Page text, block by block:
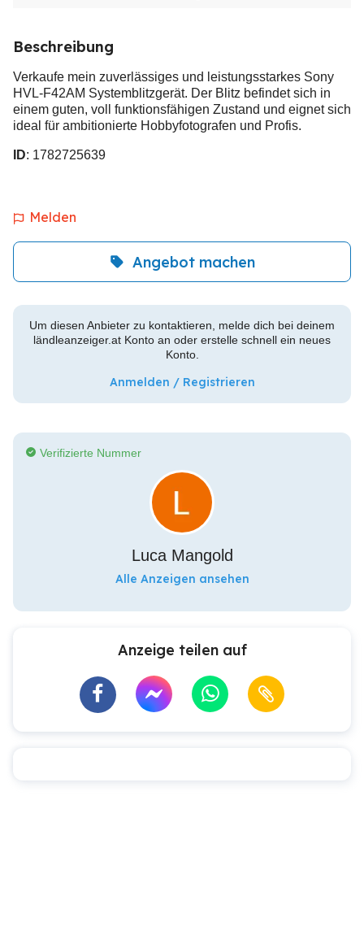
Beschreibung
Verkaufe mein zuverlässiges und leistungsstarkes Sony
HVL-F42AM Systemblitzgerät. Der Blitz befindet sich in
einem guten, voll funktionsfähigen Zustand und eignet sich
ideal für ambitionierte Hobbyfotografen und Profis.
ID: 1782725639
Melden
Angebot machen
Um diesen Anbieter zu kontaktieren, melde dich bei deinem
ländleanzeiger.at Konto an oder erstelle schnell ein neues
Konto.
Anmelden / Registrieren
Verifizierte Nummer
Luca Mangold
Alle Anzeigen ansehen
Anzeige teilen auf